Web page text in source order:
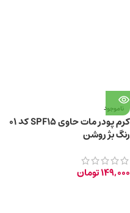
ناموجود
کرم پودر مات حاوی SPF15 کد 01
رنگ بژ روشن
149,000تومان